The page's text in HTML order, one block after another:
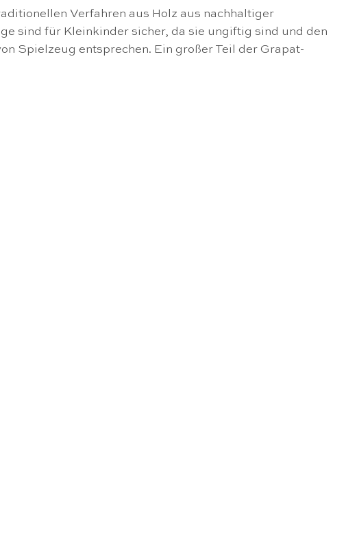
Verfahren aus Holz aus nachhaltiger
sind für Kleinkinder sicher, da sie ungiftig sind und den
Spielzeug entsprechen. Ein großer Teil der Grapat-